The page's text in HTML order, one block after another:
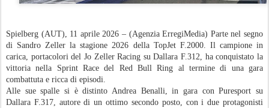
Spielberg (AUT), 11 aprile 2026 – (Agenzia ErregiMedia) Parte nel segno
di Sandro Zeller la stagione 2026 della TopJet F.2000. Il campione in
carica, portacolori del Jo Zeller Racing su Dallara F.312, ha conquistato la
vittoria nella Sprint Race del Red Bull Ring al termine di una gara
combattuta e ricca di episodi.
Alle sue spalle si è distinto Andrea Benalli, in gara con Puresport su
Dallara F.317, autore di un ottimo secondo posto, con i due protagonisti